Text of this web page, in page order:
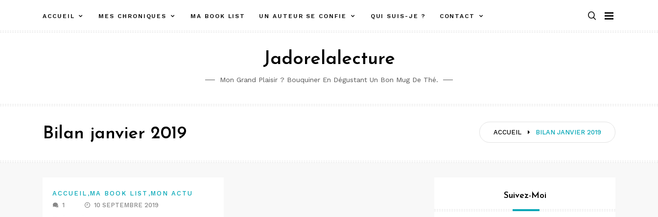
contenu
ACCUEIL MES CHRONIQUES MA BOOK LIST UN AUTEUR SE CONFIE QUI SUIS-JE ? CONTACT
Jadorelalecture
Mon Grand Plaisir ? Bouquiner En Dégustant Un Bon Mug De Thé.
ACCUEIL BILAN JANVIER 2019
Bilan janvier 2019
ACCUEIL ,MA BOOK LIST ,MON ACTU
1
10 SEPTEMBRE 2019
Suivez-Moi